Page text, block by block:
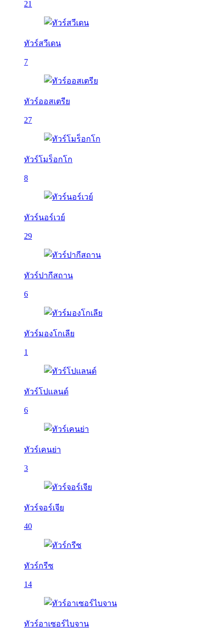
21
ทัวร์สวีเดน
7
ทัวร์ออสเตรีย
27
ทัวร์โมร็อกโก
8
ทัวร์นอร์เวย์
29
ทัวร์ปากีสถาน
6
ทัวร์มองโกเลีย
1
ทัวร์โปแลนด์
6
ทัวร์เคนย่า
3
ทัวร์จอร์เจีย
40
ทัวร์กรีซ
14
ทัวร์อาเซอร์ไบจาน